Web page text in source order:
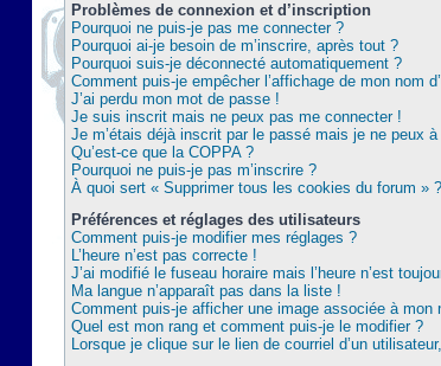
Problèmes de connexion et d’inscription
Pourquoi ne puis-je pas me connecter ?
Pourquoi ai-je besoin de m’inscrire, après tout ?
Pourquoi suis-je déconnecté automatiquement ?
Comment puis-je empêcher l’affichage de mon nom
J’ai perdu mon mot de passe !
Je suis inscrit mais ne peux pas me connecter !
Je m’étais déjà inscrit par le passé mais je ne peux
Qu’est-ce que la COPPA ?
Pourquoi ne puis-je pas m’inscrire ?
À quoi sert « Supprimer tous les cookies du forum » ?
Préférences et réglages des utilisateurs
Comment puis-je modifier mes réglages ?
L’heure n’est pas correcte !
J’ai modifié le fuseau horaire mais l’heure n’est
Ma langue n’apparaît pas dans la liste !
Comment puis-je afficher une image associée à mon
Quel est mon rang et comment puis-je le modifier ?
Lorsque je clique sur le lien de courriel d’un